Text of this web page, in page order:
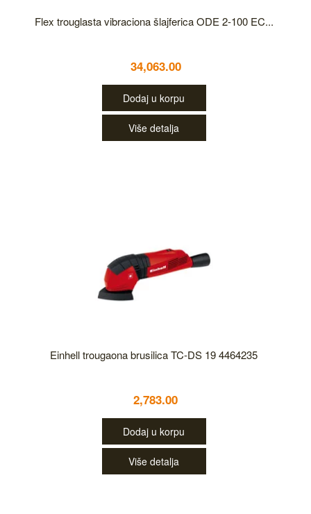
Flex trouglasta vibraciona šlajferica ODE 2-100 EC...
34,063.00
Dodaj u korpu
Više detalja
Einhell trougaona brusilica TC-DS 19 4464235
2,783.00
Dodaj u korpu
Više detalja